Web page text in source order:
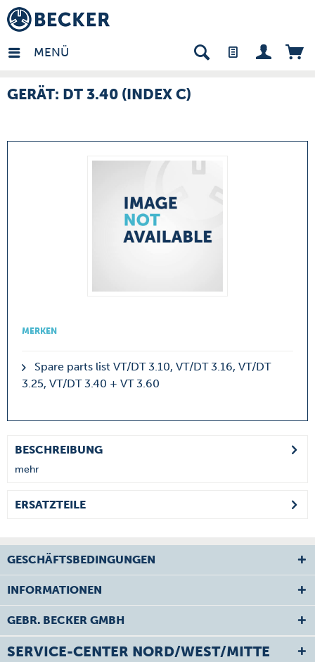
MENÜ
- DE
GERÄT: DT 3.40 (INDEX C)
MERKEN
Spare parts list VT/DT 3.10, VT/DT 3.16, VT/DT
3.25, VT/DT 3.40 + VT 3.60
BESCHREIBUNG
mehr
ERSATZTEILE
GESCHÄFTSBEDINGUNGEN
INFORMATIONEN
GEBR. BECKER GMBH
SERVICE-CENTER NORD/WEST/MITTE